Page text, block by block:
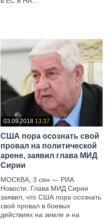
03.09.2018 13:37
США пора осознать свой
провал на политической
арене, заявил глава МИД
Сирии
МОСКВА, 3 сен — РИА
Новости. Глава МИД Сирии
заявил, что США пора осознать
свой провал в боевых
действиях на земле и на